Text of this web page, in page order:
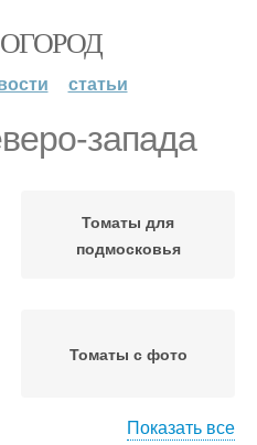
статьи
запада
Томаты для
подмосковья
Томаты с фото
Показать все